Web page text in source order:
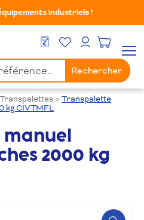
industriels !
DEVIS GRATUIT
Mes FavorisMon compte
Rechercher
Transpalettes > Transpalette
kg CIVTMFL
2000 kg